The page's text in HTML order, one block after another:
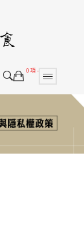
0 項 -